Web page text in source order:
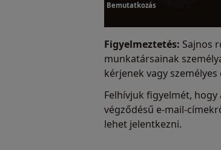
Bemutatkozás
Bemutatkozás
Figyelmeztetés: Sajnos
munkatársainak
kérjenek vagy
Felhívjuk figyelmét,
végződésű e-mail-
lehet jelentkezni.